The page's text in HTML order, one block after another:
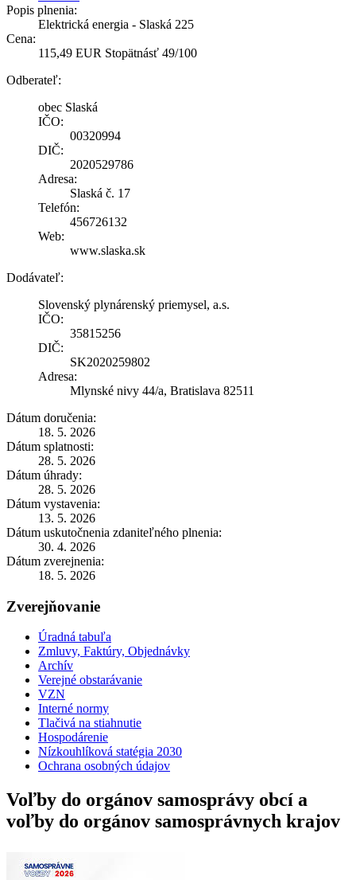
Popis plnenia:
Elektrická energia - Slaská 225
Cena:
115,49 EUR Stopätnásť 49/100
Odberateľ:
obec Slaská
IČO:
00320994
DIČ:
2020529786
Adresa:
Slaská č. 17
Telefón:
456726132
Web:
www.slaska.sk
Dodávateľ:
Slovenský plynárenský priemysel, a.s.
IČO:
35815256
DIČ:
SK2020259802
Adresa:
Mlynské nivy 44/a, Bratislava 82511
Dátum doručenia:
18. 5. 2026
Dátum splatnosti:
28. 5. 2026
Dátum úhrady:
28. 5. 2026
Dátum vystavenia:
13. 5. 2026
Dátum uskutočnenia zdaniteľného plnenia:
30. 4. 2026
Dátum zverejnenia:
18. 5. 2026
Zverejňovanie
Úradná tabuľa
Zmluvy, Faktúry, Objednávky
Archív
Verejné obstarávanie
VZN
Interné normy
Tlačivá na stiahnutie
Hospodárenie
Nízkouhlíková statégia 2030
Ochrana osobných údajov
Voľby do orgánov samosprávy obcí a
voľby do orgánov samosprávnych krajov